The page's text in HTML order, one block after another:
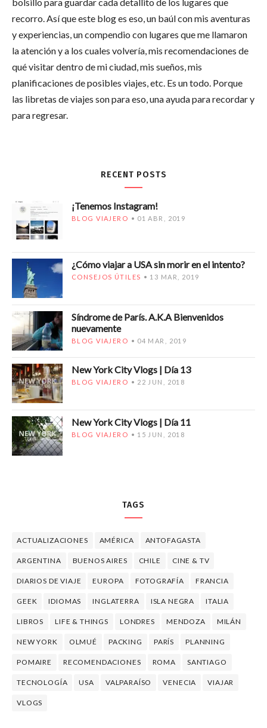
bolsillo para guardar cada detallito de los lugares que
recorro. Así que este blog es eso, un baúl con mis aventuras
y experiencias, un compendio con lugares que me llamaron
la atención y a los cuales volvería, mis recomendaciones de
qué visitar dentro de mi ciudad, mis sueños, mis
planificaciones de posibles viajes, etc. Es un todo. Porque
las libretas de viajes son para eso, una ayuda para recordar y
para regresar.
RECENT POSTS
¡Tenemos Instagram!
BLOG VIAJERO 01 ABR, 2019
¿Cómo viajar a USA sin morir en el intento?
CONSEJOS ÚTILES 13 MAR, 2019
Síndrome de París. A.K.A Bienvenidos
nuevamente
BLOG VIAJERO 04 MAR, 2019
New York City Vlogs | Día 13
BLOG VIAJERO 22 JUN, 2018
New York City Vlogs | Día 11
BLOG VIAJERO 15 JUN, 2018
TAGS
ACTUALIZACIONES AMÉRICA ANTOFAGASTA
ARGENTINA BUENOS AIRES CHILE CINE & TV
DIARIOS DE VIAJE EUROPA FOTOGRAFÍA FRANCIA
GEEK IDIOMAS INGLATERRA ISLA NEGRA ITALIA
LIBROS LIFE & THINGS LONDRES MENDOZA MILÁN
NEW YORK OLMUÉ PACKING PARÍS PLANNING
POMAIRE RECOMENDACIONES ROMA SANTIAGO
TECNOLOGÍA USA VALPARAÍSO VENECIA VIAJAR
VLOGS